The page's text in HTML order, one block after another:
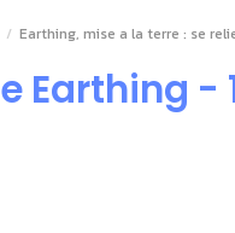
Earthing, mise a la terre : se
Earthing